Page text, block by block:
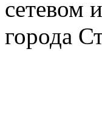
сетевом
города